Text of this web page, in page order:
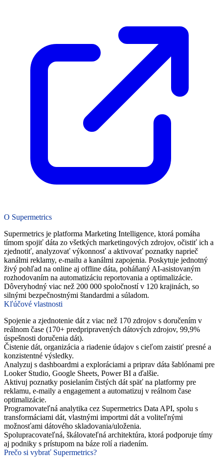
O Supermetrics
Supermetrics je platforma Marketing Intelligence, ktorá pomáha
tímom spojiť dáta zo všetkých marketingových zdrojov, očistiť ich a
zjednotiť, analyzovať výkonnosť a aktivovať poznatky naprieč
kanálmi reklamy, e-mailu a kanálmi zapojenia. Poskytuje jednotný
živý pohľad na online aj offline dáta, poháňaný AI-asistovaným
rozhodovaním na automatizáciu reportovania a optimalizácie.
Dôveryhodný viac než 200 000 spoločností v 120 krajinách, so
silnými bezpečnostnými štandardmi a súladom.
Kľúčové vlastnosti
Spojenie a zjednotenie dát z viac než 170 zdrojov s doručením v
reálnom čase (170+ predpripravených dátových zdrojov, 99,9%
úspešnosti doručenia dát).
Čistenie dát, organizácia a riadenie údajov s cieľom zaistiť presné a
konzistentné výsledky.
Analyzuj s dashboardmi a exploráciami a priprav dáta šablónami pre
Looker Studio, Google Sheets, Power BI a ďalšie.
Aktivuj poznatky posielaním čistých dát späť na platformy pre
reklamu, e-maily a engagement a automatizuj v reálnom čase
optimalizácie.
Programovateľná analytika cez Supermetrics Data API, spolu s
transformáciami dát, vlastnými importmi dát a voliteľnými
možnosťami dátového skladovania/uloženia.
Spolupracovateľná, škálovateľná architektúra, ktorá podporuje tímy
aj podniky s prístupom na báze rolí a riadením.
Prečo si vybrať Supermetrics?